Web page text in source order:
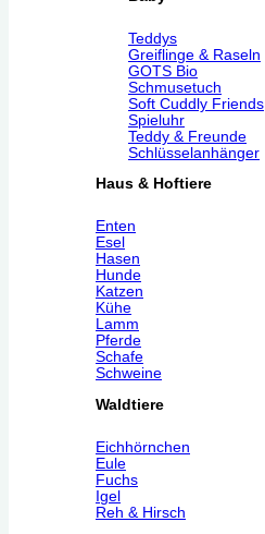
Teddys
Greiflinge & Raseln
GOTS Bio
Schmusetuch
Soft Cuddly Friends
Spieluhr
Teddy & Freunde
Schlüsselanhänger
Haus & Hoftiere
Enten
Esel
Hasen
Hunde
Katzen
Kühe
Lamm
Pferde
Schafe
Schweine
Waldtiere
Eichhörnchen
Eule
Fuchs
Igel
Reh & Hirsch